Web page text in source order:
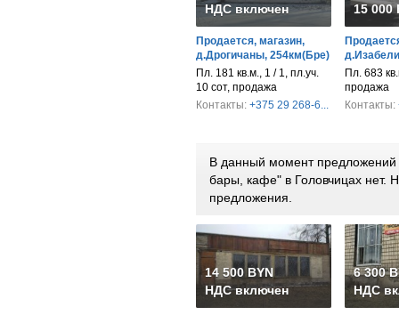
НДС включен
Продается, магазин,
д.Дрогичаны, 254км(Бре)
Пл. 181 кв.м., 1 / 1, пл.уч.
10 сот, продажа
Контакты: +375 29 268-6...
15 000
Пл. 683
продажа
Контакты:
В данный момент
бары, кафе" в Головчицах нет.
предложения.
14 500 BYN
НДС включен
6 300
НДС